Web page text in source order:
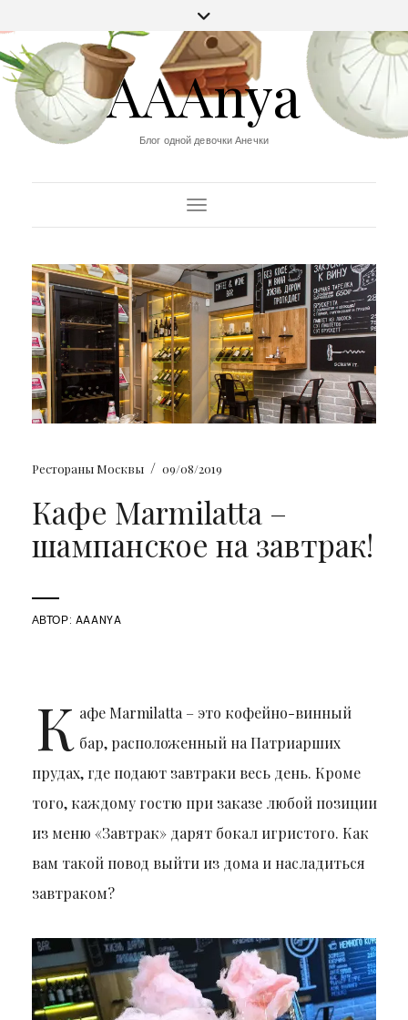
AAAnya
Блог одной девочки Анечки
Переключить навигацию
Рестораны Москвы / 09/08/2019
Кафе Marmilatta –
шампанское на завтрак!
АВТОР: AAANYA
К афе Marmilatta – это кофейно-винный
бар, расположенный на Патриарших
прудах, где подают завтраки весь день. Кроме
того, каждому гостю при заказе любой позиции
из меню «Завтрак» дарят бокал игристого. Как
вам такой повод выйти из дома и насладиться
завтраком?